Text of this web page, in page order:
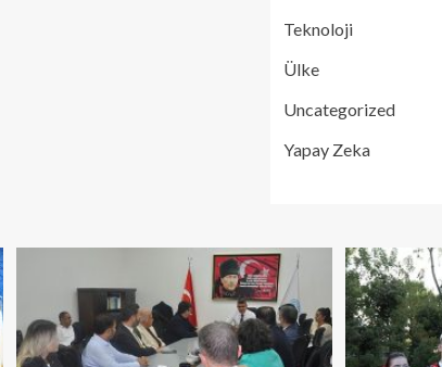
Teknoloji
Ülke
Uncategorized
Yapay Zeka